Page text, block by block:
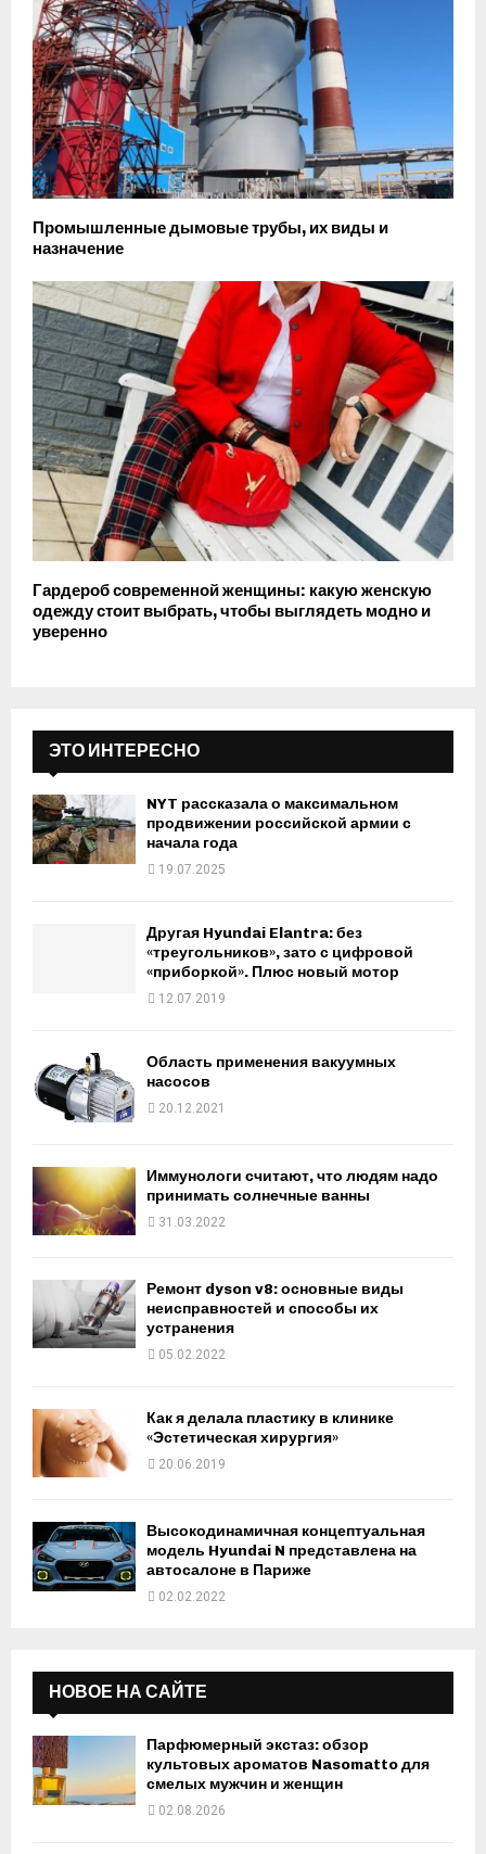
Промышленные дымовые трубы, их виды и
назначение
Гардероб современной женщины: какую женскую
одежду стоит выбрать, чтобы выглядеть модно и
уверенно
ЭТО ИНТЕРЕСНО
NYT рассказала о максимальном
продвижении российской армии с
начала года
19.07.2025
Другая Hyundai Elantra: без
«треугольников», зато с цифровой
«приборкой». Плюс новый мотор
12.07.2019
Область применения вакуумных
насосов
20.12.2021
Иммунологи считают, что людям надо
принимать солнечные ванны
31.03.2022
Ремонт dyson v8: основные виды
неисправностей и способы их
устранения
05.02.2022
Как я делала пластику в клинике
«Эстетическая хирургия»
20.06.2019
Высокодинамичная концептуальная
модель Hyundai N представлена на
автосалоне в Париже
02.02.2022
НОВОЕ НА САЙТЕ
Парфюмерный экстаз: обзор
культовых ароматов Nasomatto для
смелых мужчин и женщин
02.08.2026